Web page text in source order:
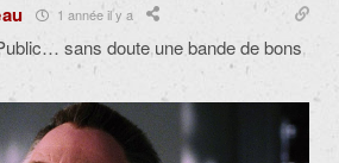
1 année il y a
sans doute une bande de bons